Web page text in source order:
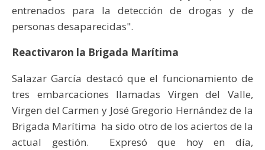
entrenados para la detección de drogas y de
personas desaparecidas".
Reactivaron la Brigada Marítima
Salazar García destacó que el funcionamiento de
tres embarcaciones llamadas Virgen del Valle,
Virgen del Carmen y José Gregorio Hernández de la
Brigada Marítima ha sido otro de los aciertos de la
actual gestión. Expresó que hoy en día,